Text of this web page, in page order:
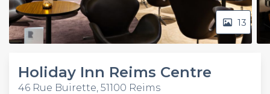
13
Holiday Inn Reims Centre
46 Rue Buirette, 51100 Reims